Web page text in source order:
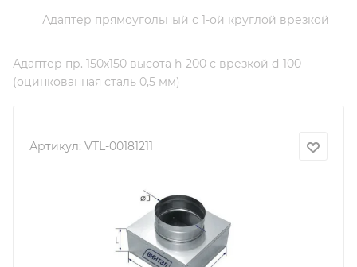
—
Адаптер прямоугольный с 1-ой круглой врезкой
—
Адаптер пр. 150х150 высота h-200 с врезкой d-100
(оцинкованная сталь 0,5 мм)
Артикул: VTL-00181211